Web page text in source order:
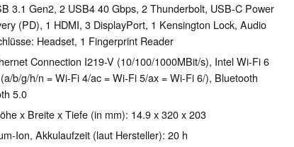
3.1 Gen2, 2 USB4 40 Gbps, 2 Thunderbolt, USB-C Power
(PD), 1 HDMI, 3 DisplayPort, 1 Kensington Lock, Audio
Headset, 1 Fingerprint Reader
Connection I219-V (10/100/1000MBit/s), Intel Wi-Fi 6
b/g/h/n = Wi-Fi 4/ac = Wi-Fi 5/ax = Wi-Fi 6/), Bluetooth
5.0
x Breite x Tiefe (in mm): 14.9 x 320 x 203
Ion, Akkulaufzeit (laut Hersteller): 20 h